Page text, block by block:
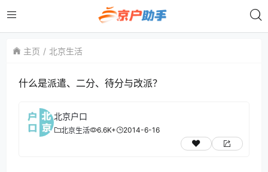
主页 北京生活
什么是派遣、二分、待分与改派？
北京户口
北京生活 6.6K+ 2014-6-16